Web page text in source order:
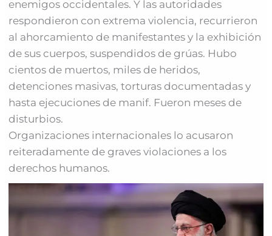
enemigos occidentales. Y las autoridades
respondieron con extrema violencia, recurrieron
al ahorcamiento de manifestantes y la exhibición
de sus cuerpos, suspendidos de grúas. Hubo
cientos de muertos, miles de heridos,
detenciones masivas, torturas documentadas y
hasta ejecuciones de manif. Fueron meses de
disturbios.
Organizaciones internacionales lo acusaron
reiteradamente de graves violaciones a los
derechos humanos.